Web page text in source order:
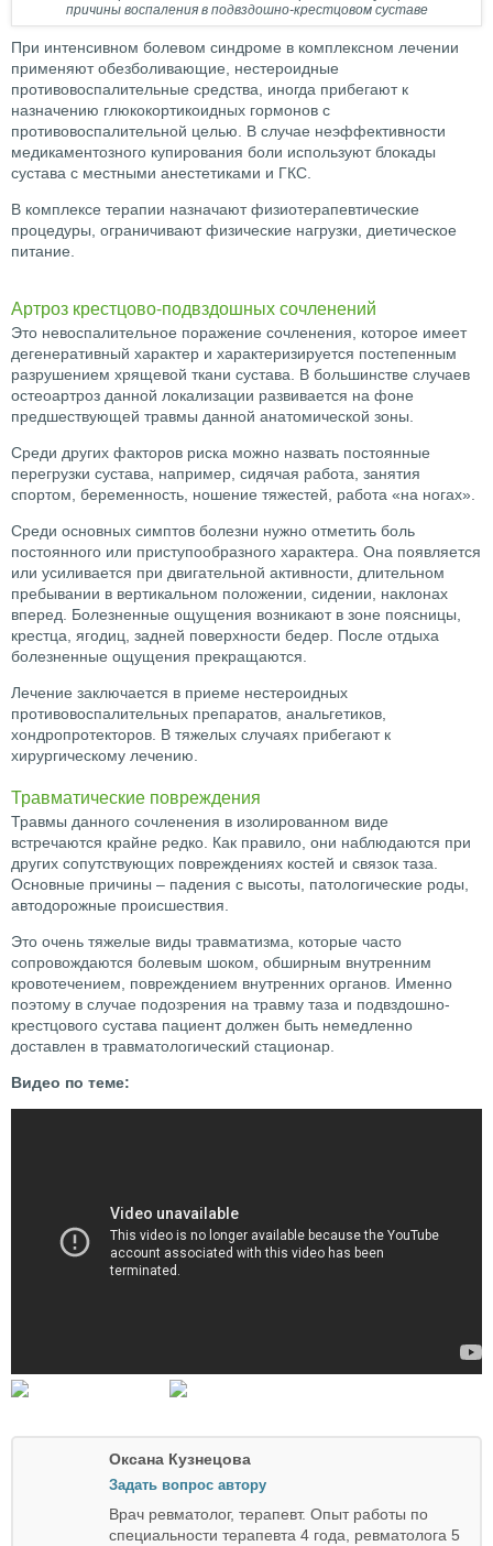
причины воспаления в подвздошно-крестцовом суставе
При интенсивном болевом синдроме в комплексном лечении
применяют обезболивающие, нестероидные
противовоспалительные средства, иногда прибегают к
назначению глюкокортикоидных гормонов с
противовоспалительной целью. В случае неэффективности
медикаментозного купирования боли используют блокады
сустава с местными анестетиками и ГКС.
В комплексе терапии назначают физиотерапевтические
процедуры, ограничивают физические нагрузки, диетическое
питание.
Артроз крестцово-подвздошных сочленений
Это невоспалительное поражение сочленения, которое имеет
дегенеративный характер и характеризируется постепенным
разрушением хрящевой ткани сустава. В большинстве случаев
остеоартроз данной локализации развивается на фоне
предшествующей травмы данной анатомической зоны.
Среди других факторов риска можно назвать постоянные
перегрузки сустава, например, сидячая работа, занятия
спортом, беременность, ношение тяжестей, работа «на ногах».
Среди основных симптов болезни нужно отметить боль
постоянного или приступообразного характера. Она появляется
или усиливается при двигательной активности, длительном
пребывании в вертикальном положении, сидении, наклонах
вперед. Болезненные ощущения возникают в зоне поясницы,
крестца, ягодиц, задней поверхности бедер. После отдыха
болезненные ощущения прекращаются.
Лечение заключается в приеме нестероидных
противовоспалительных препаратов, анальгетиков,
хондропротекторов. В тяжелых случаях прибегают к
хирургическому лечению.
Травматические повреждения
Травмы данного сочленения в изолированном виде
встречаются крайне редко. Как правило, они наблюдаются при
других сопутствующих повреждениях костей и связок таза.
Основные причины – падения с высоты, патологические роды,
автодорожные происшествия.
Это очень тяжелые виды травматизма, которые часто
сопровождаются болевым шоком, обширным внутренним
кровотечением, повреждением внутренних органов. Именно
поэтому в случае подозрения на травму таза и подвздошно-
крестцового сустава пациент должен быть немедленно
доставлен в травматологический стационар.
Видео по теме:
Оксана Кузнецова
Задать вопрос автору
Врач ревматолог, терапевт. Опыт работы по
специальности терапевта 4 года, ревматолога 5